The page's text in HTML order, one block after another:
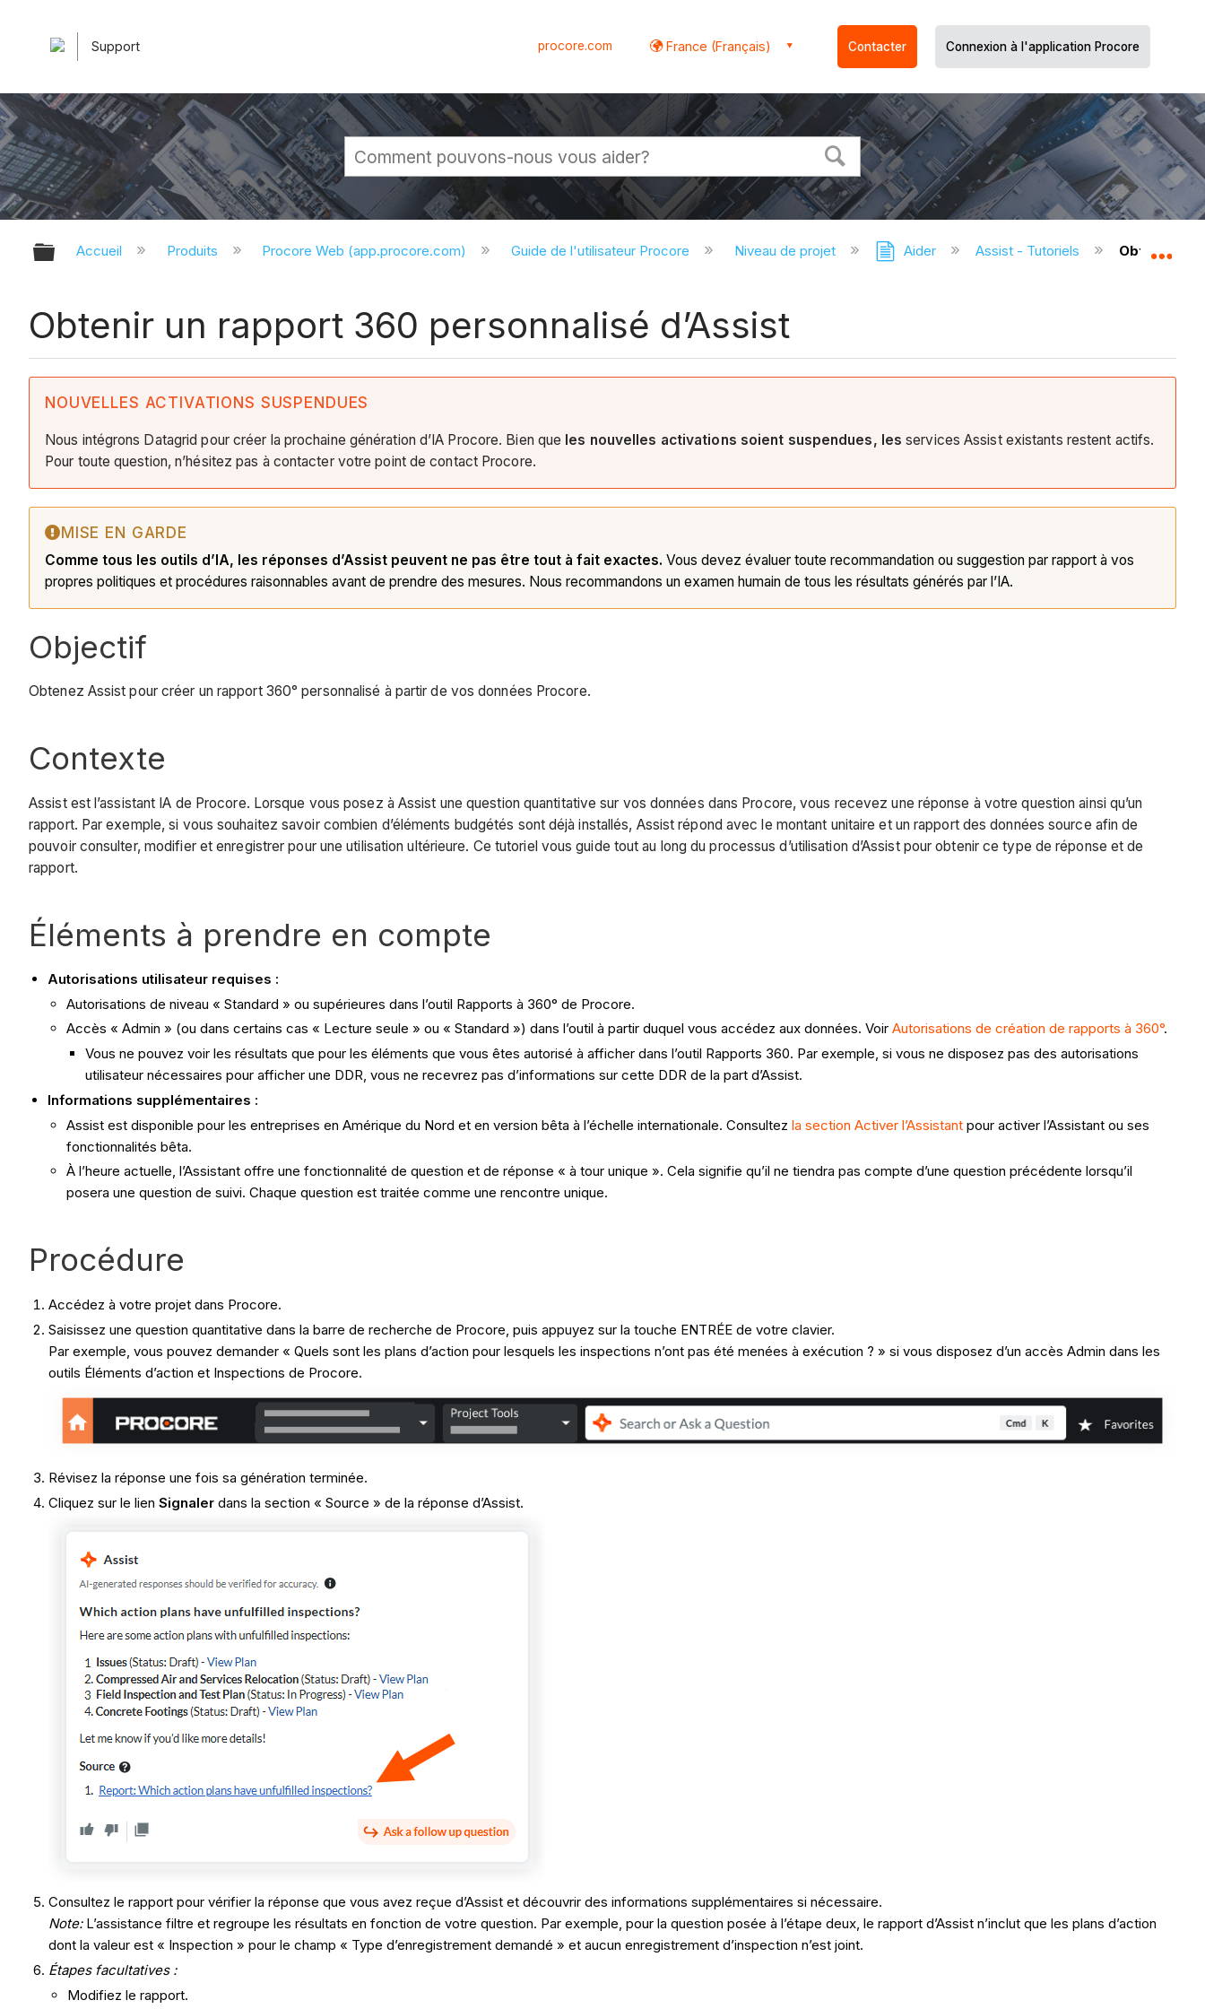
Support procore.com France (Français) Contacter Connexion à l'application Procore
Développer/réduire la hiérarchie globale
Accueil Produits Procore Web (app.procore.com) Guide de l'utilisateur Procore Niveau de projet Aider Assist - Tutoriels Obtenir un
Obtenir un rapport 360 personnalisé d’Assist
NOUVELLES ACTIVATIONS SUSPENDUES
Nous intégrons Datagrid pour créer la prochaine génération d’IA Procore. Bien que les nouvelles activations soient suspendues, les services Assist existants restent actifs.
Pour toute question, n’hésitez pas à contacter votre point de contact Procore.
MISE EN GARDE
Comme tous les outils d’IA, les réponses d’Assist peuvent ne pas être tout à fait exactes. Vous devez évaluer toute recommandation ou suggestion par rapport à vos
propres politiques et procédures raisonnables avant de prendre des mesures. Nous recommandons un examen humain de tous les résultats générés par l’IA.
Objectif
Obtenez Assist pour créer un rapport 360° personnalisé à partir de vos données Procore.
Contexte
Assist est l’assistant IA de Procore. Lorsque vous posez à Assist une question quantitative sur vos données dans Procore, vous recevez une réponse à votre question ainsi qu’un
rapport. Par exemple, si vous souhaitez savoir combien d’éléments budgétés sont déjà installés, Assist répond avec le montant unitaire et un rapport des données source afin de
pouvoir consulter, modifier et enregistrer pour une utilisation ultérieure. Ce tutoriel vous guide tout au long du processus d’utilisation d’Assist pour obtenir ce type de réponse et de
rapport.
Éléments à prendre en compte
Autorisations utilisateur requises :
Autorisations de niveau « Standard » ou supérieures dans l’outil Rapports à 360° de Procore.
Accès « Admin » (ou dans certains cas « Lecture seule » ou « Standard ») dans l’outil à partir duquel vous accédez aux données. Voir Autorisations de création de rapports à 360°.
Vous ne pouvez voir les résultats que pour les éléments que vous êtes autorisé à afficher dans l’outil Rapports 360. Par exemple, si vous ne disposez pas des autorisations
utilisateur nécessaires pour afficher une DDR, vous ne recevrez pas d’informations sur cette DDR de la part d’Assist.
Informations supplémentaires :
Assist est disponible pour les entreprises en Amérique du Nord et en version bêta à l’échelle internationale. Consultez la section Activer l’Assistant pour activer l’Assistant ou ses
fonctionnalités bêta.
À l’heure actuelle, l’Assistant offre une fonctionnalité de question et de réponse « à tour unique ». Cela signifie qu’il ne tiendra pas compte d’une question précédente lorsqu’il
posera une question de suivi. Chaque question est traitée comme une rencontre unique.
Procédure
Accédez à votre projet dans Procore.
Saisissez une question quantitative dans la barre de recherche de Procore, puis appuyez sur la touche ENTRÉE de votre clavier.
Par exemple, vous pouvez demander « Quels sont les plans d’action pour lesquels les inspections n’ont pas été menées à exécution ? » si vous disposez d’un accès Admin dans les
outils Éléments d’action et Inspections de Procore.
Révisez la réponse une fois sa génération terminée.
Cliquez sur le lienSignaler dans la section « Source » de la réponse d’Assist.
Consultez le rapport pour vérifier la réponse que vous avez reçue d’Assist et découvrir des informations supplémentaires si nécessaire.
Note: L’assistance filtre et regroupe les résultats en fonction de votre question. Par exemple, pour la question posée à l’étape deux, le rapport d’Assist n’inclut que les plans d’action
dont la valeur est « Inspection » pour le champ « Type d’enregistrement demandé » et aucun enregistrement d’inspection n’est joint.
Étapes facultatives :
Modifiez le rapport.